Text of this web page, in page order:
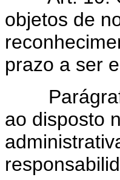
objetos de
prazo a ser
ao disposto